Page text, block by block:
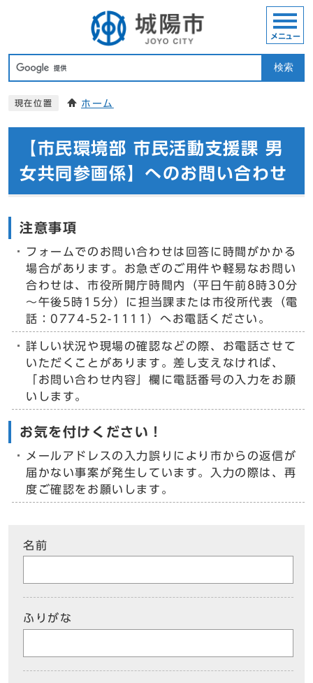
検索
メニュー
現在位置 ホーム
【市民環境部 市民活動支援課 男
女共同参画係】へのお問い合わせ
注意事項
フォームでのお問い合わせは回答に時間がかかる
場合があります。お急ぎのご用件や軽易なお問い
合わせは、市役所開庁時間内（平日午前8時30分
～午後5時15分）に担当課または市役所代表（電
話：0774-52-1111）へお電話ください。
詳しい状況や現場の確認などの際、お電話させて
いただくことがあります。差し支えなければ、
「お問い合わせ内容」欄に電話番号の入力をお願
いします。
お気を付けください！
メールアドレスの入力誤りにより市からの返信が
届かない事案が発生しています。入力の際は、再
度ご確認をお願いします。
名前
ふりがな